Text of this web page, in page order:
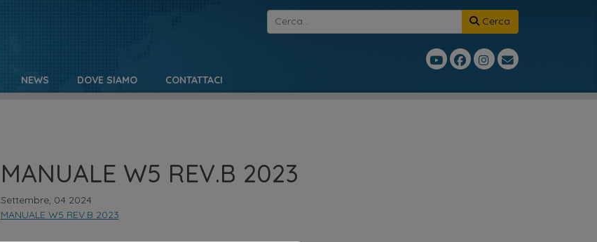
Cerca
NEWS DOVE SIAMO CONTATTACI
MANUALE W5 REV.B 2023
Settembre, 04 2024
MANUALE W5 REV.B 2023